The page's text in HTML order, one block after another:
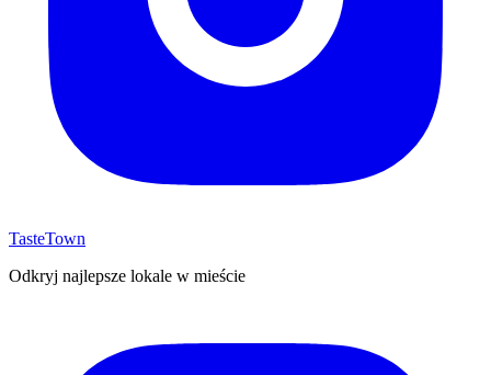
TasteTown
Odkryj najlepsze lokale w mieście